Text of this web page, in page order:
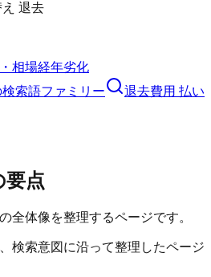
退去
相場経年劣化
検索語ファミリー
退去費用 払い
点
全体像を整理するページです。
検索意図に沿って整理したページ